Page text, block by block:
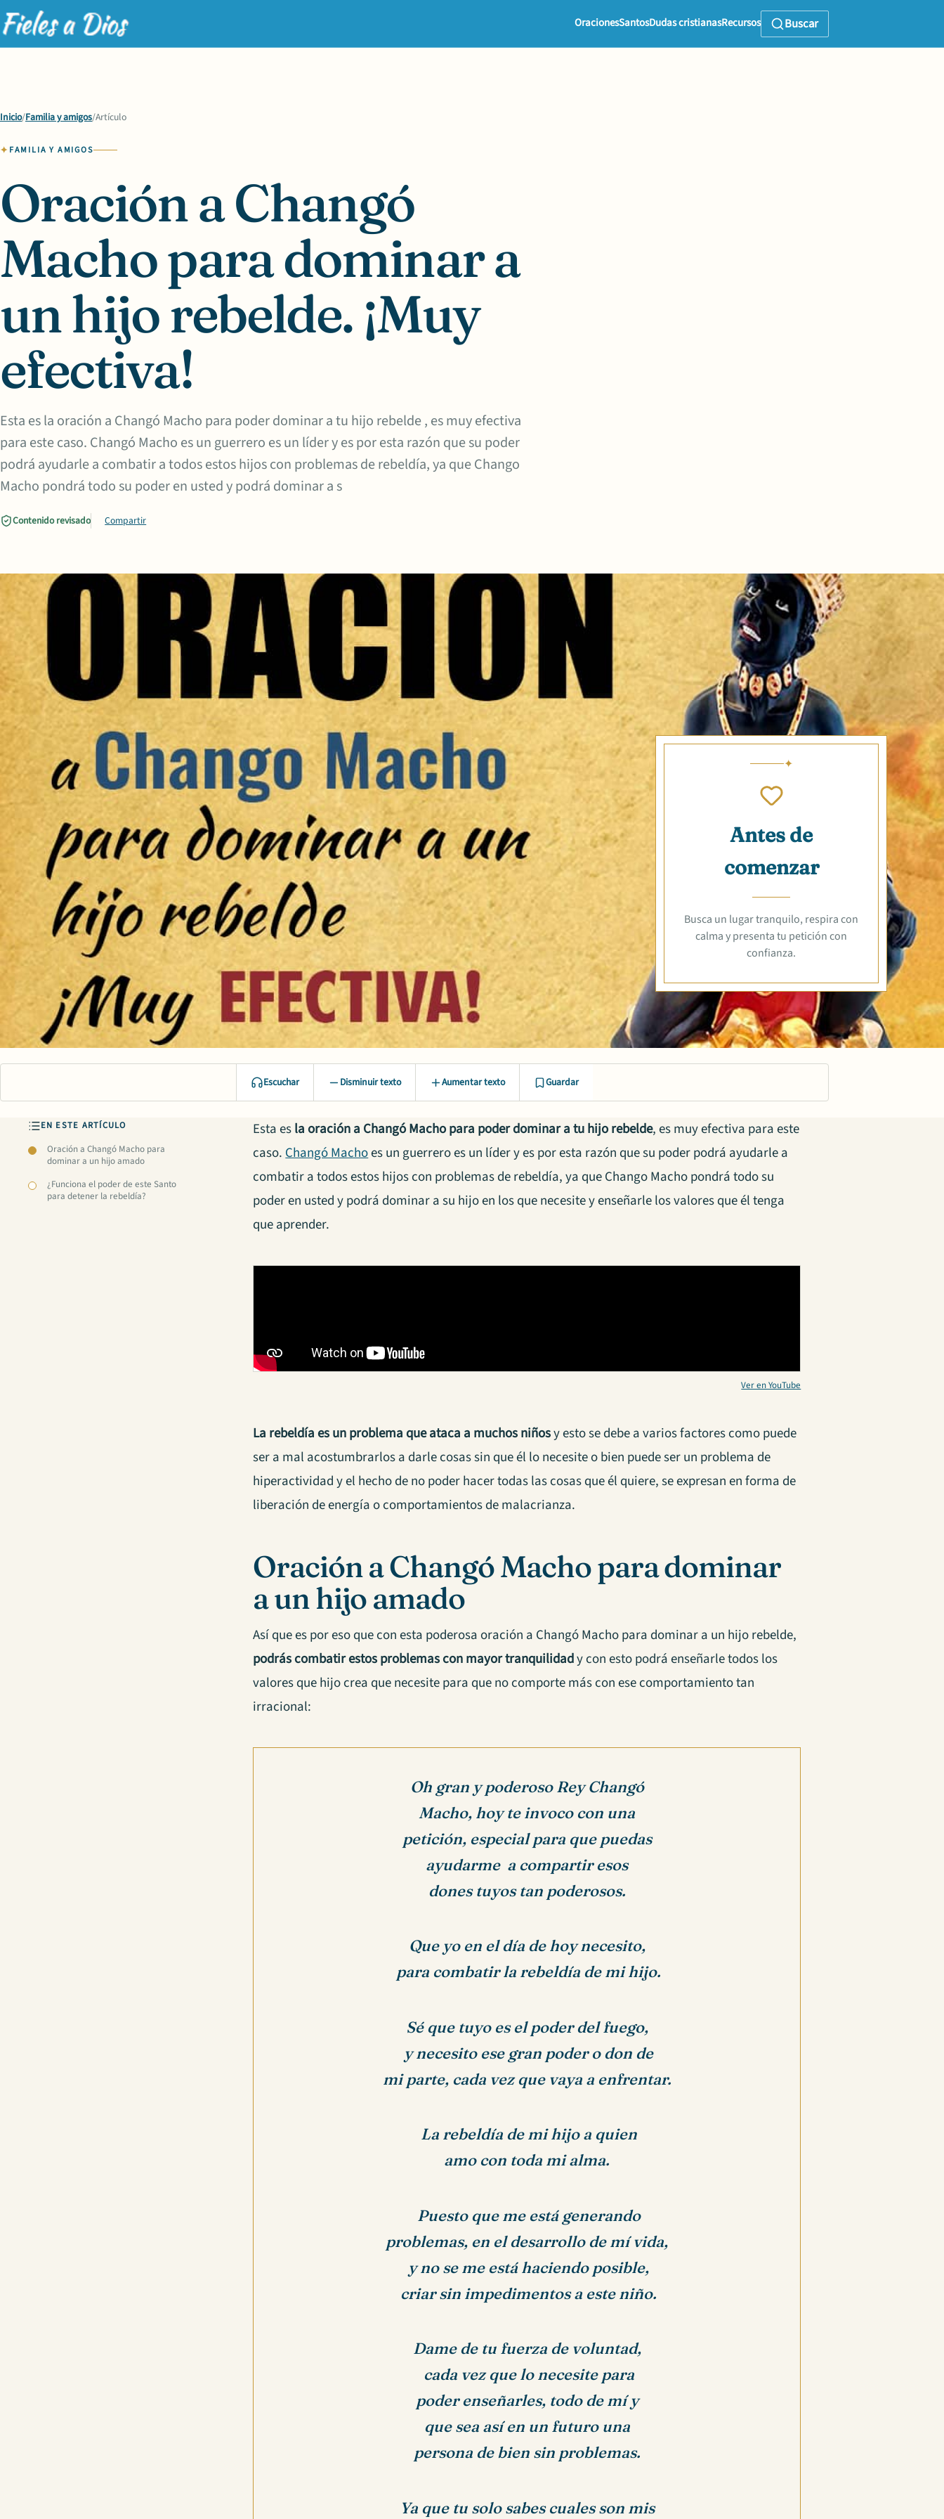
OracionesSantosDudas cristianasRecursos Buscar
Inicio/Familia y amigos/Artículo
FAMILIA Y AMIGOS
Oración a Changó
Macho para dominar a
un hijo rebelde. ¡Muy
efectiva!
Esta es la oración a Changó Macho para poder dominar a tu hijo rebelde , es muy efectiva
para este caso. Changó Macho es un guerrero es un líder y es por esta razón que su poder
podrá ayudarle a combatir a todos estos hijos con problemas de rebeldía, ya que Chango
Macho pondrá todo su poder en usted y podrá dominar a s
Contenido revisado Compartir
Antes de
comenzar
Busca un lugar tranquilo, respira con
calma y presenta tu petición con
confianza.
Escuchar Disminuir texto Aumentar texto Guardar
EN ESTE ARTÍCULO
Oración a Changó Macho para
dominar a un hijo amado
¿Funciona el poder de este Santo
para detener la rebeldía?
Esta esla oración a Changó Macho para poder dominar a tu hijo rebelde, es muy efectiva para este
caso.Changó Machoes un guerrero es un líder y es por esta razón que su poder podrá ayudarle a
combatir a todos estos hijos con problemas de rebeldía, ya que Chango Macho pondrá todo su
poder en usted y podrá dominar a su hijo en los que necesite y enseñarle los valores que él tenga
que aprender.
Ver en YouTube
La rebeldía es un problema que ataca a muchos niñosy esto se debe a varios factores como puede
ser a mal acostumbrarlos a darle cosas sin que él lo necesite o bien puede ser un problema de
hiperactividad y el hecho de no poder hacer todas las cosas que él quiere, se expresan en forma de
liberación de energía o comportamientos de malacrianza.
Oración a Changó Macho para dominar
a un hijo amado
Así que es por eso que con esta poderosa oración a Changó Macho para dominar a un hijo rebelde,
podrás combatir estos problemas con mayor tranquilidady con esto podrá enseñarle todos los
valores que hijo crea que necesite para que no comporte más con ese comportamiento tan
irracional:
Oh gran y poderoso Rey Changó
Macho, hoy te invoco con una
petición, especial para que puedas
ayudarme a compartir esos
dones tuyos tan poderosos.
Que yo en el día de hoy necesito,
para combatir la rebeldía de mi hijo.
Sé que tuyo es el poder del fuego,
y necesito ese gran poder o don de
mi parte, cada vez que vaya a enfrentar.
La rebeldía de mi hijo a quien
amo con toda mi alma.
Puesto que me está generando
problemas, en el desarrollo de mí vida,
y no se me está haciendo posible,
criar sin impedimentos a este niño.
Dame de tu fuerza de voluntad,
cada vez que lo necesite para
poder enseñarles, todo de mí y
que sea así en un futuro una
persona de bien sin problemas.
Ya que tu solo sabes cuales son mis